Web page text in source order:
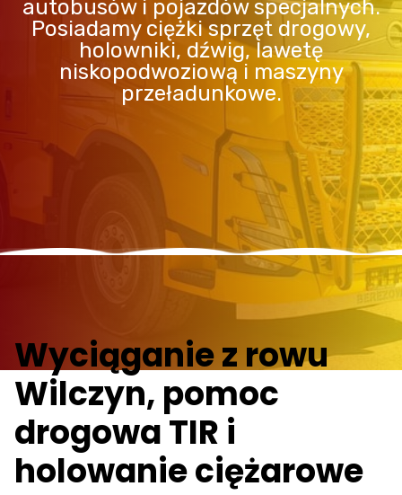
autobusów i pojazdów specjalnych.
Posiadamy ciężki sprzęt drogowy,
holowniki, dźwig, lawetę
niskopodwoziową i maszyny
przeładunkowe.
Wyciąganie z rowu
Wilczyn, pomoc
drogowa TIR i
holowanie ciężarowe